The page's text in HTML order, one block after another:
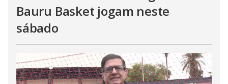
Bauru Basket jogam neste
sábado